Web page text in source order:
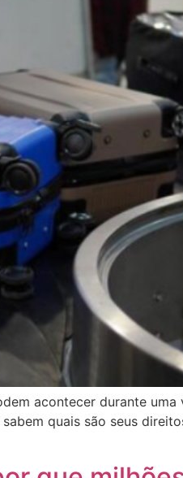
acontecer durante
quais são seus